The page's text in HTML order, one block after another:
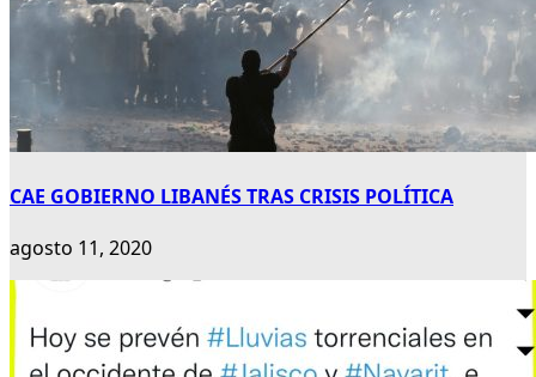
CAE GOBIERNO LIBANÉS TRAS CRISIS POLÍTICA
agosto 11, 2020